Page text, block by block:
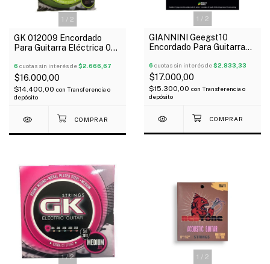
1 / 2
GK 012009 Encordado
Para Guitarra Eléctrica 09-
6 cuotas sin interés de$2.666,67
$16.000,00
$14.400,00 con Transferencia o
depósito
1 / 2
GIANNINI Geegst10
Encordado Para Guitarra
6 cuotas sin interés de$2.833,33
$17.000,00
$15.300,00 con Transferencia o
depósito
1/2 1 / 2